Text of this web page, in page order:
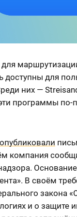
доступны для
них —
программы
опубликовали
компания
В своём
закона
и о защите